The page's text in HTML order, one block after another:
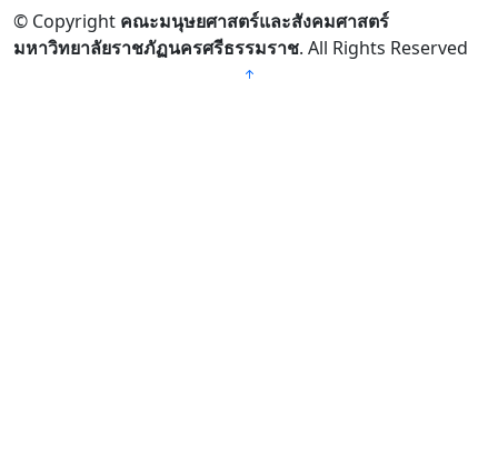
© Copyright คณะมนุษยศาสตร์และสังคมศาสตร์
มหาวิทยาลัยราชภัฏนครศรีธรรมราช. All Rights Reserved